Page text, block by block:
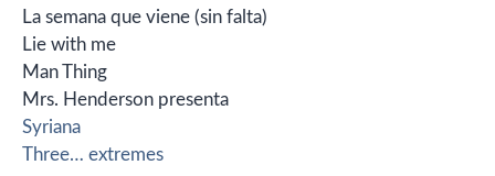
La semana que viene (sin falta)
Lie with me
Man Thing
Mrs. Henderson presenta
Syriana
Three… extremes